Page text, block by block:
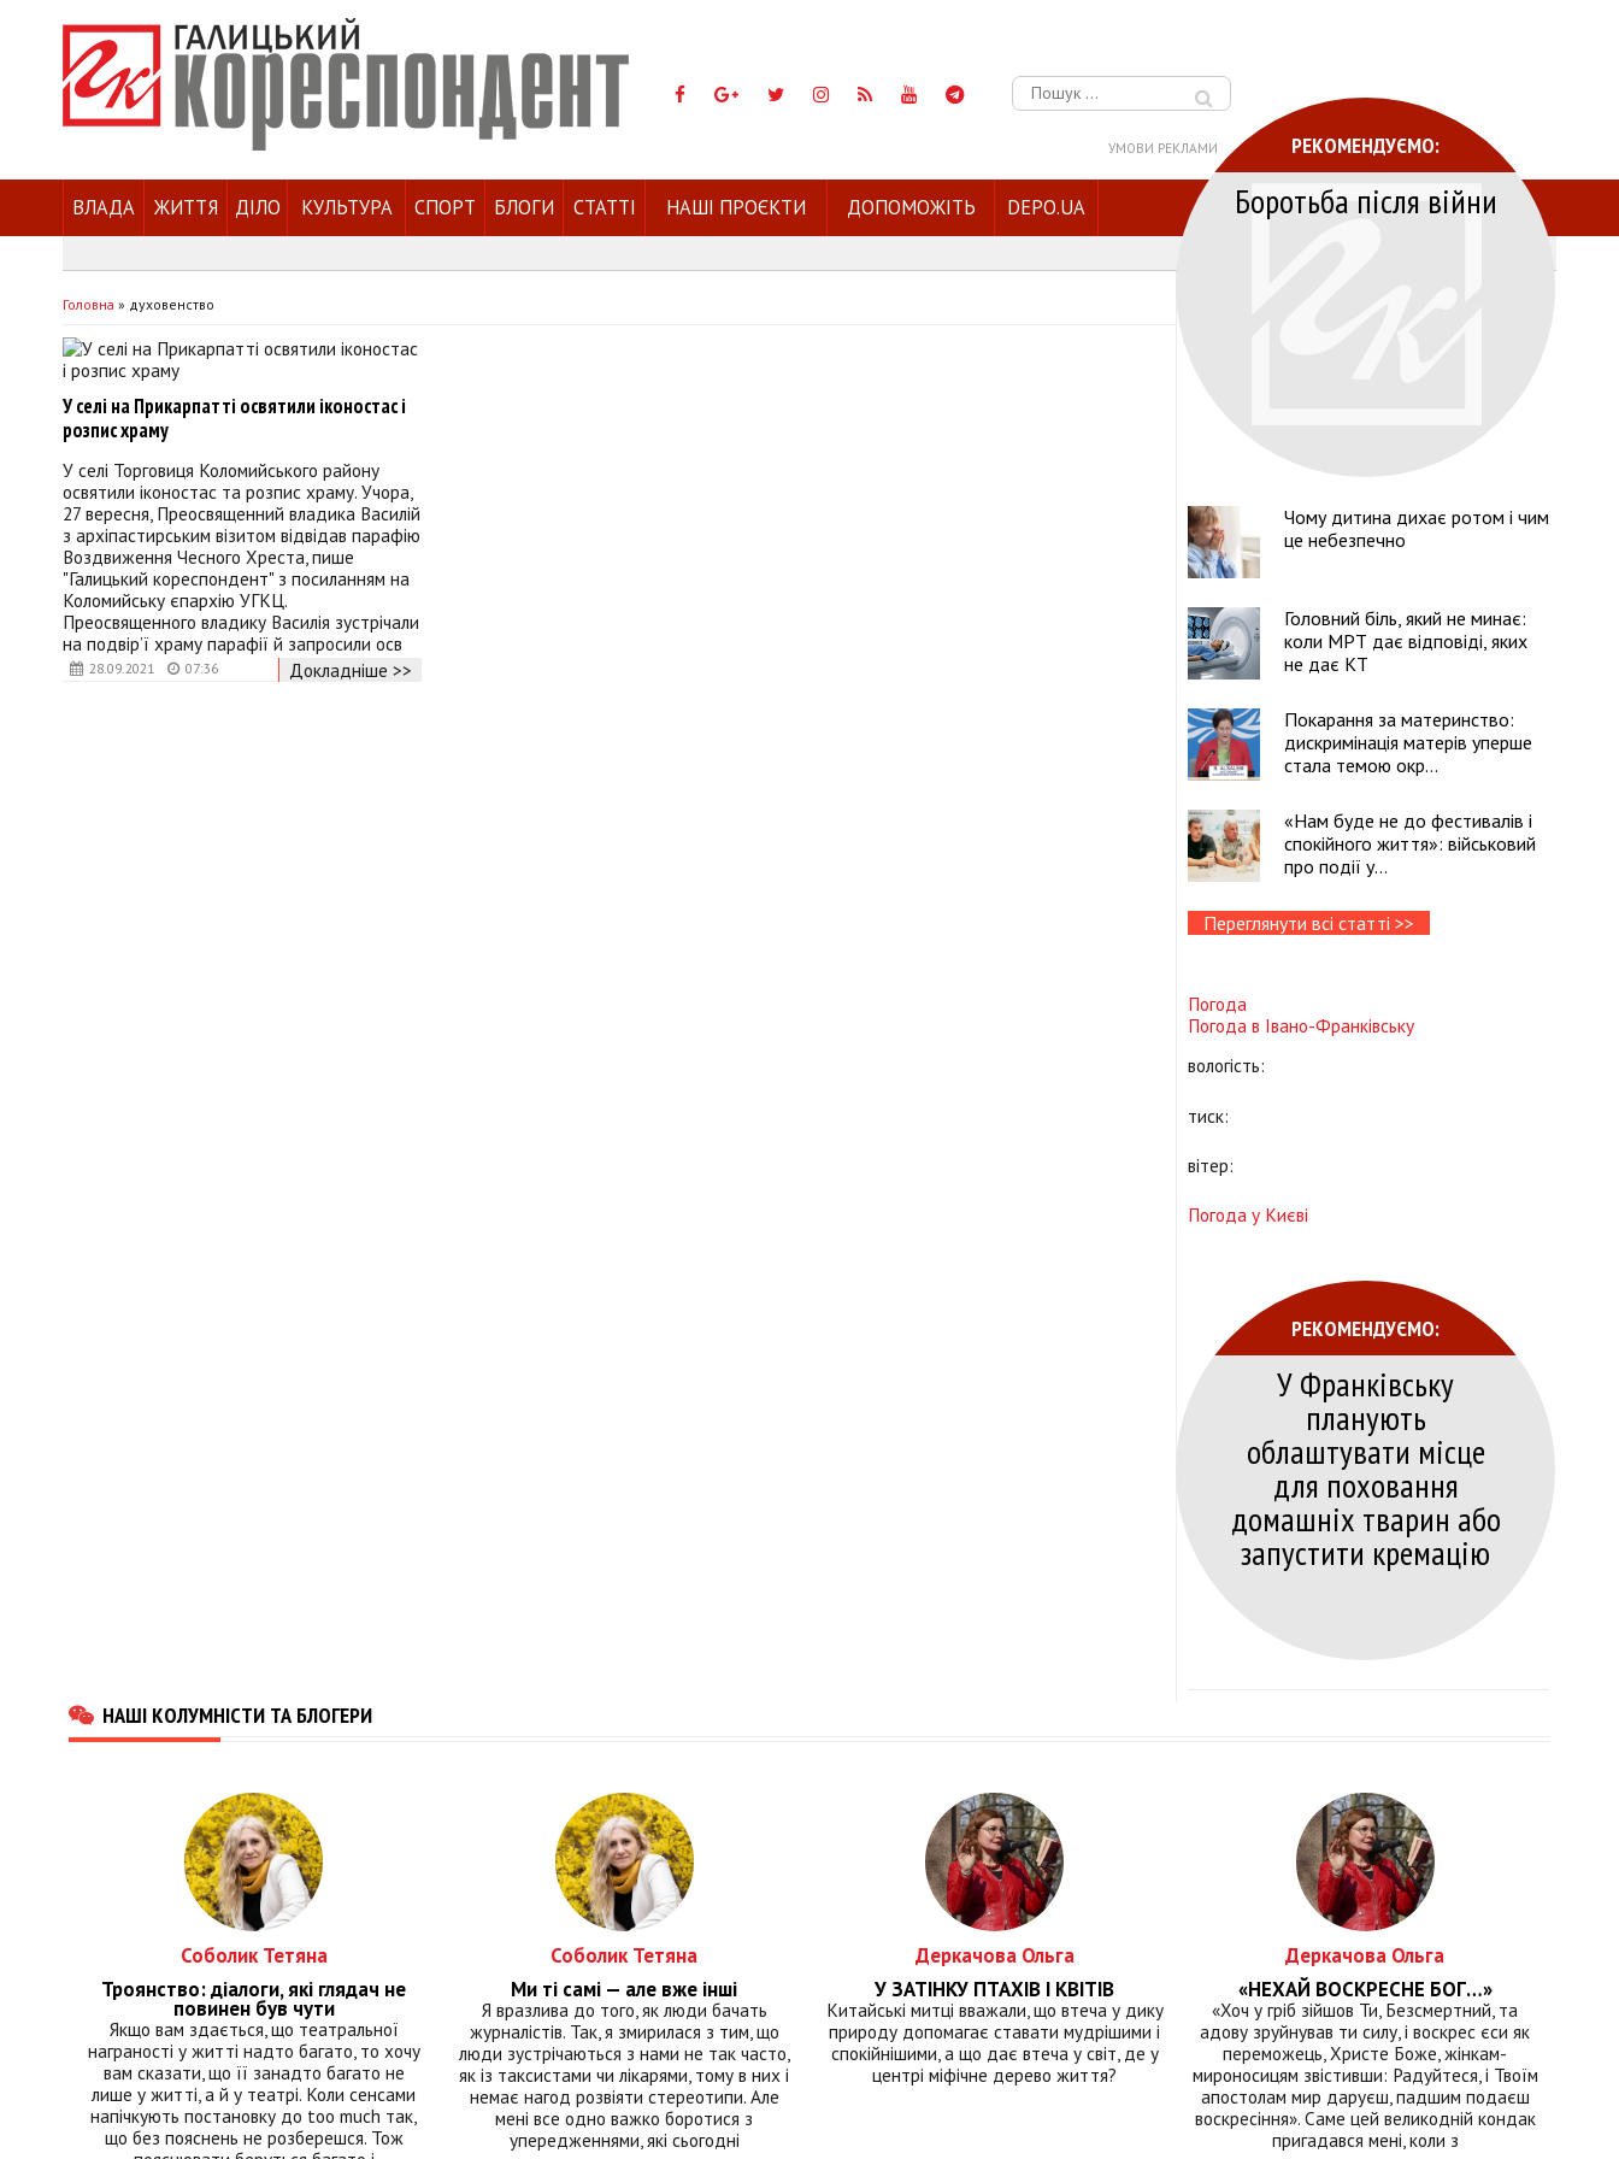
Пошук:
УМОВИ РЕКЛАМИ
ВЛАДА ЖИТТЯ ДІЛО КУЛЬТУРА СПОРТ БЛОГИ СТАТТІ НАШІ ПРОЄКТИ ДОПОМОЖІТЬ DEPO.UA
Головна » духовенство
28.09.2021 07:36
У селі на Прикарпатті освятили іконостас і
розпис храму
У селі Торговиця Коломийського району
освятили іконостас та розпис храму. Учора,
27 вересня, Преосвященний владика Василій
з архіпастирським візитом відвідав парафію
Воздвиження Чесного Хреста, пише
"Галицький кореспондент" з посиланням на
Коломийську єпархію УГКЦ.
Преосвященного владику Василія зустрічали
на подвір’ї храму парафії й запросили осв
Докладніше >>
РЕКОМЕНДУЄМО:
Боротьба після війни
Чому дитина дихає ротом і чим
це небезпечно
Головний біль, який не минає:
коли МРТ дає відповіді, яких
не дає КТ
Покарання за материнство:
дискримінація матерів уперше
стала темою окр...
«Нам буде не до фестивалів і
спокійного життя»: військовий
про події у...
Переглянути всі статті >>
Погода
Погода в Івано-Франківську
вологість:
тиск:
вітер:
Погода у Києві
РЕКОМЕНДУЄМО:
У Франківську
планують
облаштувати місце
для поховання
домашніх тварин або
запустити кремацію
НАШІ КОЛУМНІСТИ ТА БЛОГЕРИ
Соболик Тетяна
Троянство: діалоги, які глядач не
повинен був чути
Якщо вам здається, що театральної
награності у житті надто багато, то хочу
вам сказати, що її занадто багато не
лише у житті, а й у театрі. Коли сенсами
напічкують постановку до too much так,
що без пояснень не розберешся. Тож
Соболик Тетяна
Ми ті самі — але вже інші
Я вразлива до того, як люди бачать
журналістів. Так, я змирилася з тим, що
люди зустрічаються з нами не так часто,
як із таксистами чи лікарями, тому в них і
немає нагод розвіяти стереотипи. Але
мені все одно важко боротися з
упередженнями, які сьогодні
Деркачова Ольга
У ЗАТІНКУ ПТАХІВ І КВІТІВ
Китайські митці вважали, що втеча у дику
природу допомагає ставати мудрішими і
спокійнішими, а що дає втеча у світ, де у
центрі міфічне дерево життя?
Деркачова Ольга
«НЕХАЙ ВОСКРЕСНЕ БОГ…»
«Хоч у гріб зійшов Ти, Безсмертний, та
адову зруйнував ти силу, і воскрес єси як
переможець, Христе Боже, жінкам-
мироносицям звістивши: Радуйтеся, і Твоїм
апостолам мир даруєш, падшим подаєш
воскресіння». Саме цей великодній кондак
пригадався мені, коли з